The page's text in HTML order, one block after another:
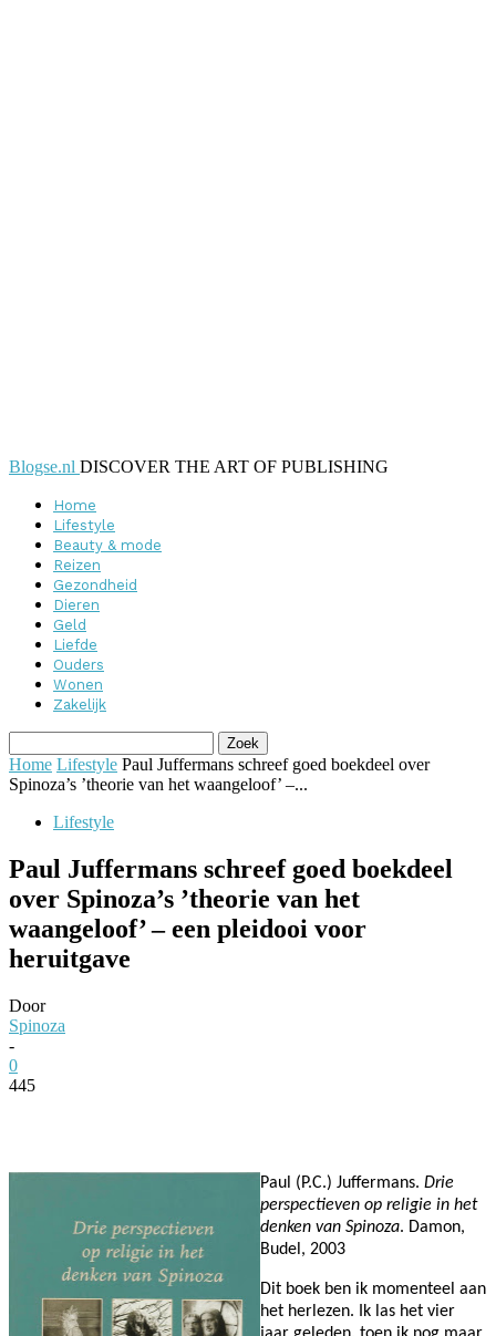
Blogse.nl DISCOVER THE ART OF PUBLISHING
Home
Lifestyle
Beauty & mode
Reizen
Gezondheid
Dieren
Geld
Liefde
Ouders
Wonen
Zakelijk
Home Lifestyle Paul Juffermans schreef goed boekdeel over
Spinoza’s ’theorie van het waangeloof’ –...
Lifestyle
Paul Juffermans schreef goed boekdeel
over Spinoza’s ’theorie van het
waangeloof’ – een pleidooi voor
heruitgave
Door
Spinoza
-
0
445
Paul (P.C.) Juffermans. Drie
perspectieven op religie in het
denken van Spinoza. Damon,
Budel, 2003
Dit boek ben ik momenteel aan
het herlezen. Ik las het vier